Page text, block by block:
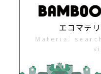
エコマテ
Material